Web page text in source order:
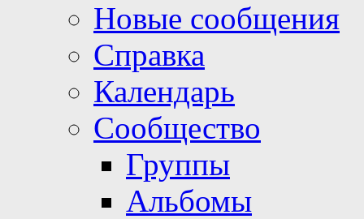
Новые сообщения
Справка
Календарь
Сообщество
Группы
Альбомы